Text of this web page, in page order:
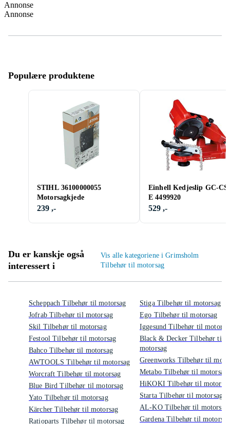
Annonse
Annonse
Populære produktene
STIHL 36100000055
Motorsagkjede
239 ,-
Einhell Kedjeslip GC-CS
E 4499920
529 ,-
Du er kanskje også
interessert i
Vis alle kategoriene i Grimsholm
Tilbehør til motorsag
Scheppach Tilbehør til motorsag
Jofrab Tilbehør til motorsag
Skil Tilbehør til motorsag
Festool Tilbehør til motorsag
Bahco Tilbehør til motorsag
AWTOOLS Tilbehør til motorsag
Worcraft Tilbehør til motorsag
Blue Bird Tilbehør til motorsag
Yato Tilbehør til motorsag
Kärcher Tilbehør til motorsag
Ratioparts Tilbehør til motorsag
Stiga Tilbehør til motorsag
Ego Tilbehør til motorsag
Iggesund Tilbehør til
Black & Decker Tilbehør til
motorsag
Greenworks Tilbehør til
Metabo Tilbehør til motorsag
HiKOKI Tilbehør til
Starta Tilbehør til motorsag
AL-KO Tilbehør til motorsag
Gardena Tilbehør til motorsag